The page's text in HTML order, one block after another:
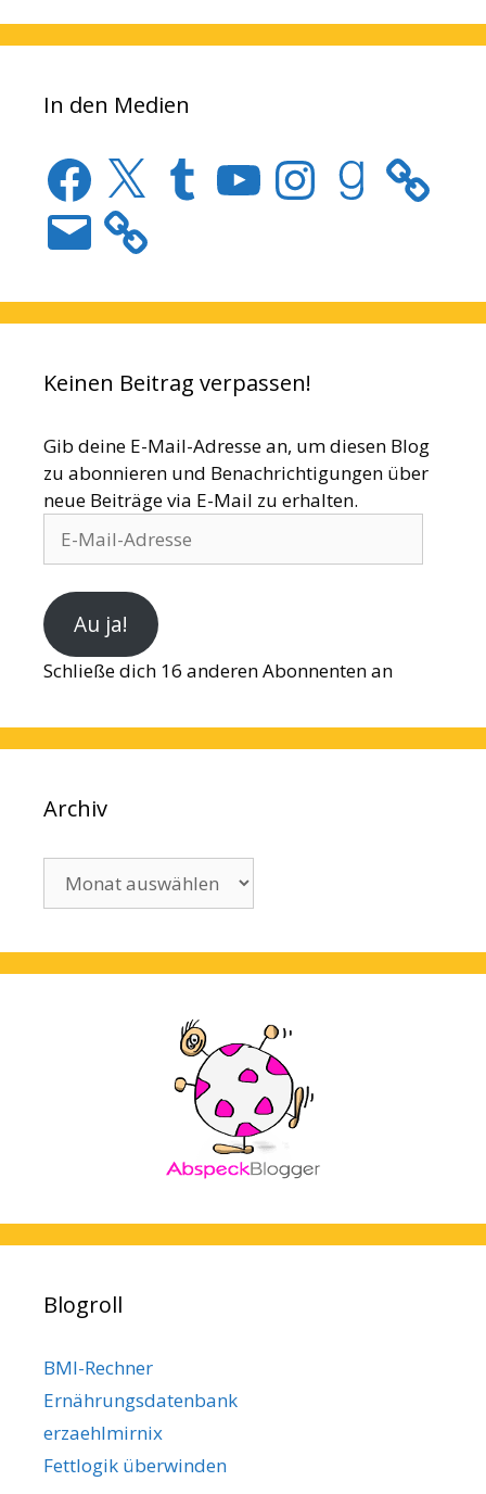
In den Medien
Facebook
X TumblrYouTubeInstagramGoodreads
E-
Mail
Keinen Beitrag verpassen!
Gib deine E-Mail-Adresse an, um diesen Blog
zu abonnieren und Benachrichtigungen über
neue Beiträge via E-Mail zu erhalten.
Mail-
Au ja!
Schließe dich 16 anderen Abonnenten an
Archiv
Blogroll
BMI-Rechner
Ernährungsdatenbank
erzaehlmirnix
Fettlogik überwinden